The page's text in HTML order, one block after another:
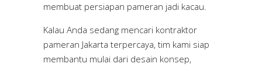
membuat persiapan pameran jadi kacau.
Kalau Anda sedang mencari kontraktor
pameran Jakarta terpercaya, tim kami siap
membantu mulai dari desain konsep,